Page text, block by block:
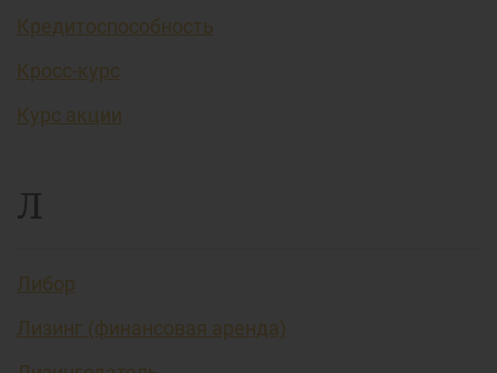
Кредитоспособность
Кросс-курс
Курс акции
Л
Либор
Лизинг (финансовая аренда)